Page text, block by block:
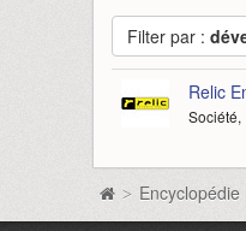
Filter par :
Relic
Société,
> Encyclopédie